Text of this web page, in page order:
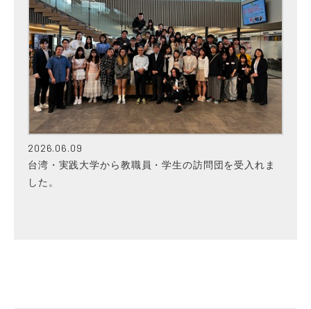
2026.06.09
台湾・実践大学から教職員・学生の訪問団を受入れま
した。